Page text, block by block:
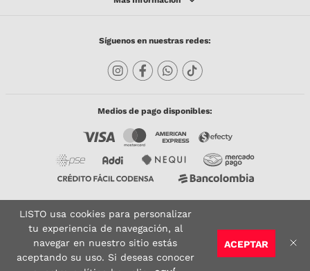
AGREGAR AL CARRITO
Síguenos en nuestras redes:
Medios de pago disponibles:
Copyright © 2023 TODACO S.A.S. Listo Mundo Cerámico. All Rights Reserved. Powered
by
Sitio seguro: Vigilado por: Certificado:
ACEPTAR
LISTO usa cookies para personalizar
tu experiencia de navegación, al
navegar en nuestro sitio estás
aceptando su uso. Si deseas conocer